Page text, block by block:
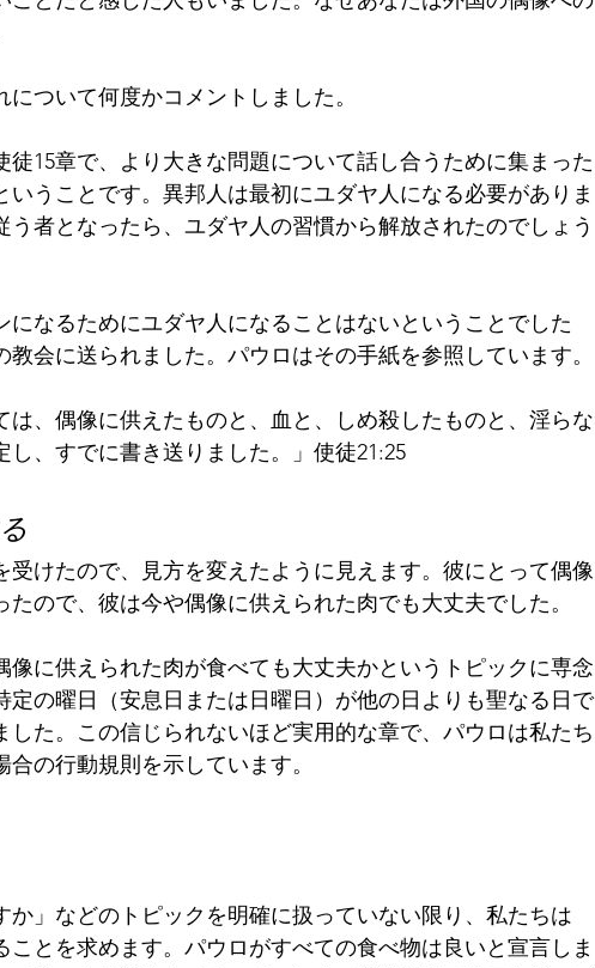
ついて何度かコメントしました。
15章で、より大きな問題について話し合うために集まった
うことです。異邦人は最初にユダヤ人になる必要がありま
う者となったら、ユダヤ人の習慣から解放されたのでしょう
なるためにユダヤ人になることはないということでした
会に送られました。パウロはその手紙を参照しています。
は、偶像に供えたものと、血と、しめ殺したものと、淫らな
、すでに書き送りました。」使徒21:25
受けたので、見方を変えたように見えます。彼にとって偶像
ので、彼は今や偶像に供えられた肉でも大丈夫でした。
像に供えられた肉が食べても大丈夫かというトピックに専念
定の曜日（安息日または日曜日）が他の日よりも聖なる日で
した。この信じられないほど実用的な章で、パウロは私たち
の行動規則を示しています。
」などのトピックを明確に扱っていない限り、私たちは
とを求めます。パウロがすべての食べ物は良いと宣言しま